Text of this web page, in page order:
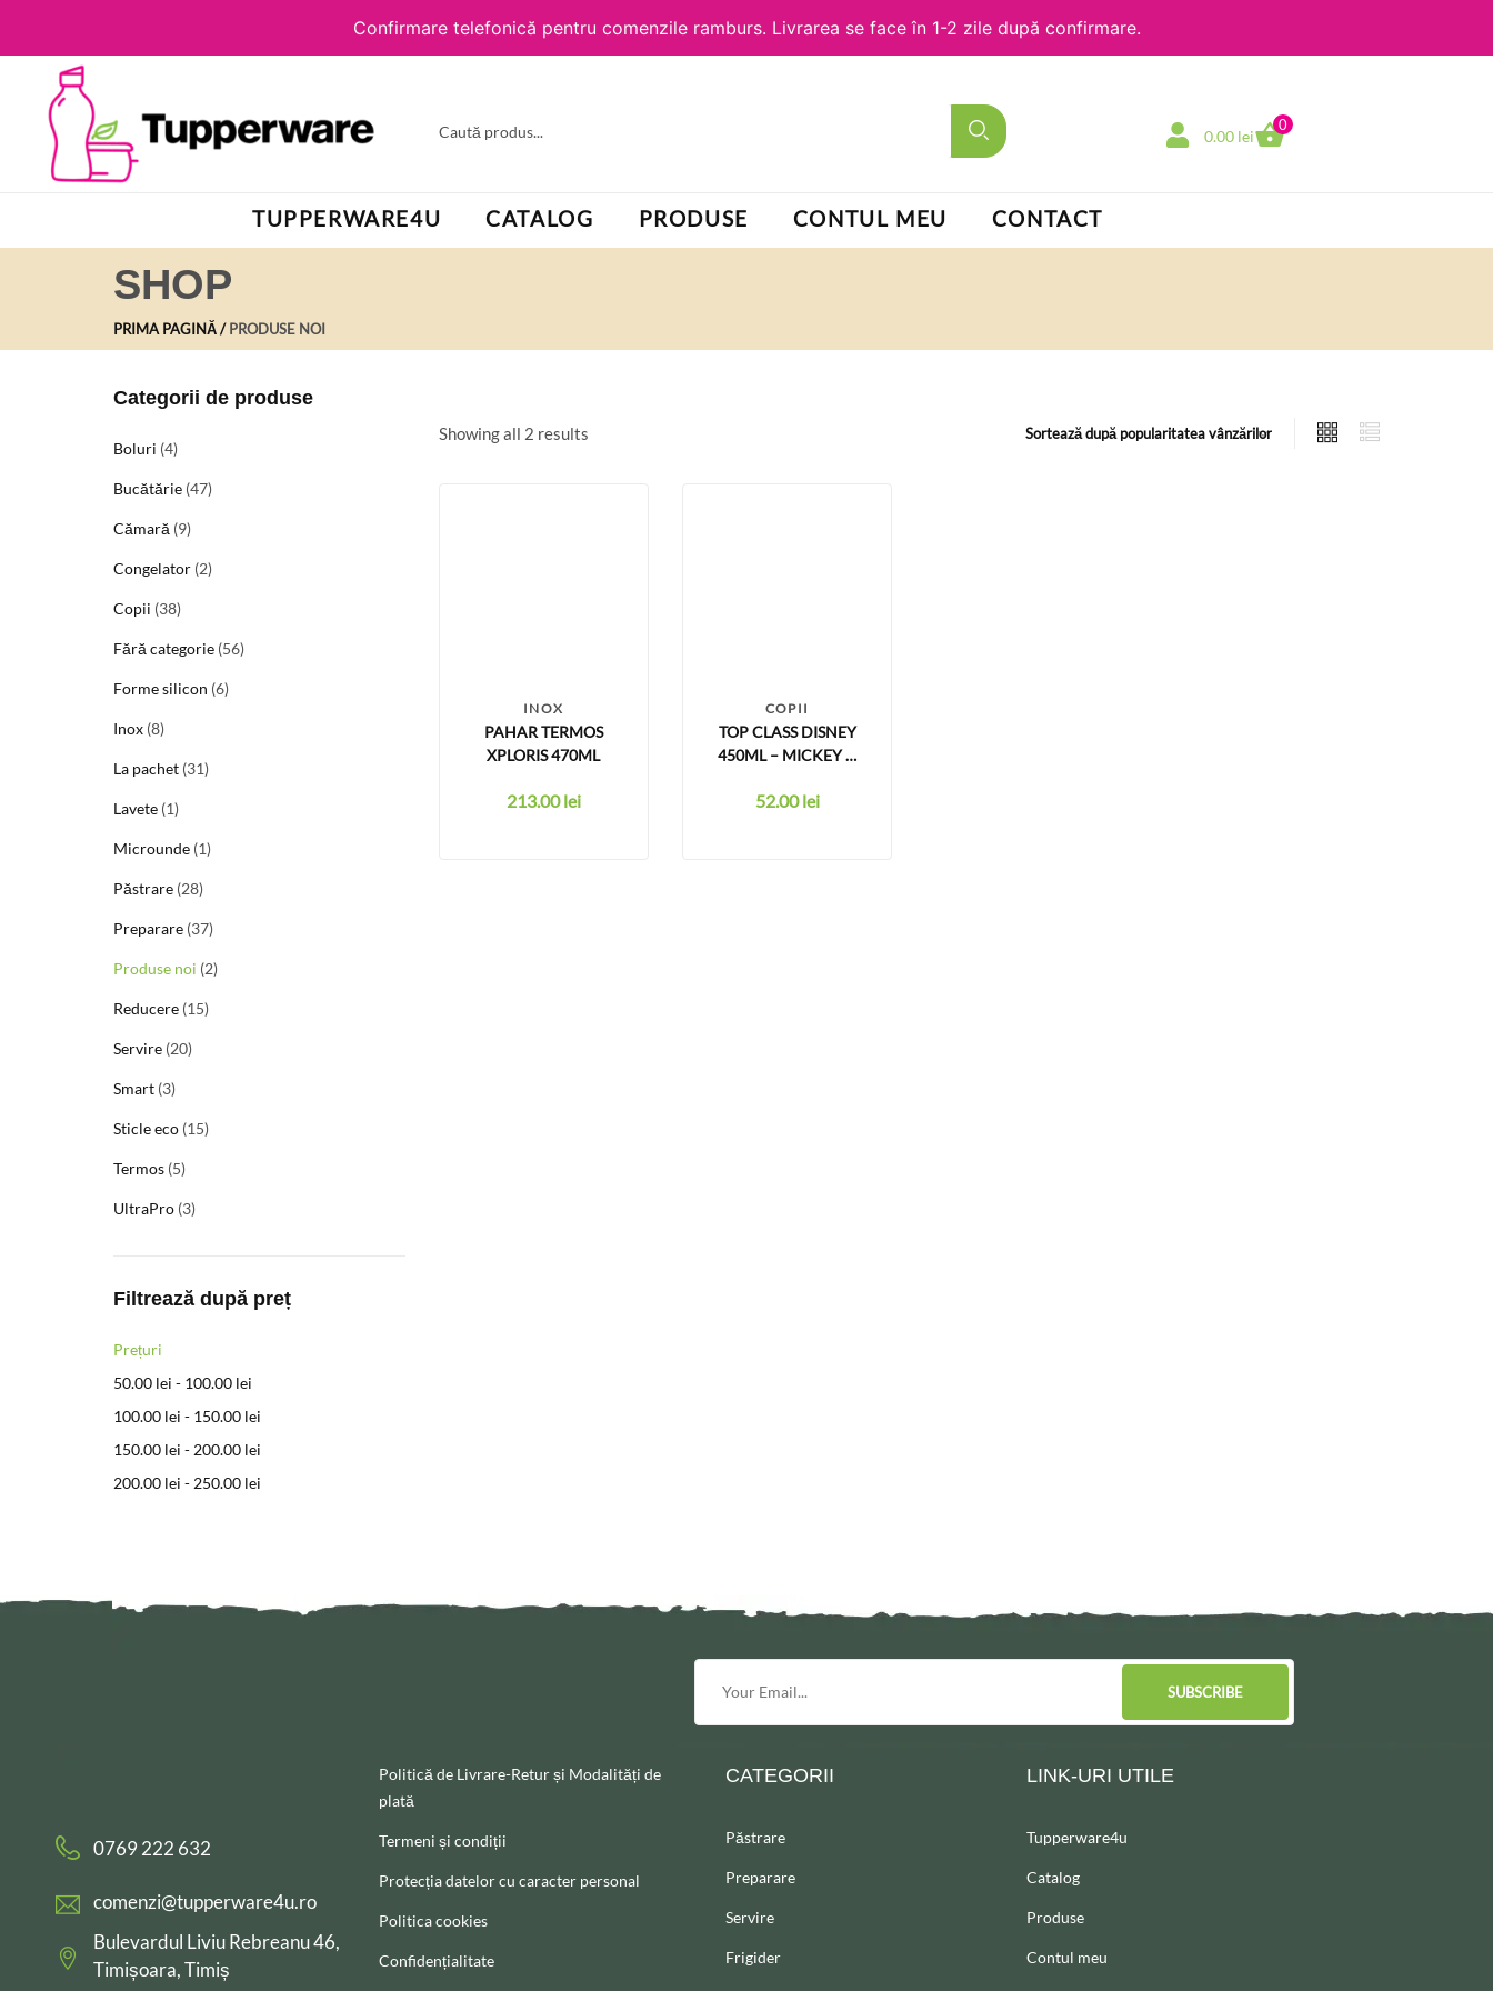
Confirmare telefonică pentru comenzile ramburs. Livrarea se face în 1-2 zile după confirmare.
0.00 lei
0
TUPPERWARE4U CATALOG PRODUSE CONTUL MEU CONTACT
SHOP
PRIMA PAGINĂ PRODUSE NOI
Categorii de produse
Boluri (4)
Bucătărie (47)
Cămară (9)
Congelator (2)
Copii (38)
Fără categorie (56)
Forme silicon (6)
Inox (8)
La pachet (31)
Lavete (1)
Microunde (1)
Păstrare (28)
Preparare (37)
Produse noi (2)
Reducere (15)
Servire (20)
Smart (3)
Sticle eco (15)
Termos (5)
UltraPro (3)
Filtrează după preț
Prețuri
50.00 lei - 100.00 lei
100.00 lei - 150.00 lei
150.00 lei - 200.00 lei
200.00 lei - 250.00 lei
Showing all 2 results
INOX
PAHAR TERMOS
XPLORIS 470ML
213.00lei
COPII
TOP CLASS DISNEY
450ML – MICKEY &
52.00lei
SUBSCRIBE
0769 222 632
comenzi@tupperware4u.ro
Bulevardul Liviu Rebreanu 46,
Timișoara, Timiș
Politică de Livrare-Retur și Modalități de
plată
Termeni și condiții
Protecția datelor cu caracter personal
Politica cookies
Confidențialitate
CATEGORII
Păstrare
Preparare
Servire
Frigider
LINK-URI UTILE
Tupperware4u
Catalog
Produse
Contul meu